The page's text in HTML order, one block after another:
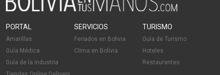
Ingeniería Estructural
Ingeniería de instalaciones
Mantenimiento y reparación
Plomería
Remodelaciones
PORTAL
Amarillas
Guía Médica
Guía de la Industria
SERVICIOS
Feriados en Bolivia
Clima en Bolivia
TURISMO
Guía de Turismo
Hoteles
Restaurantes